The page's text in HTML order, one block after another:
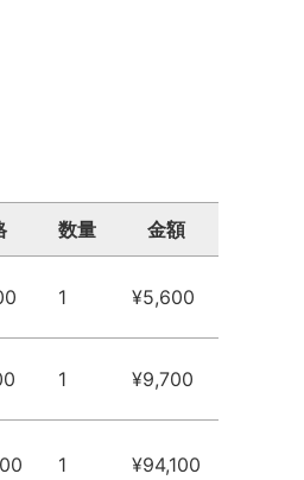
数量 金額
1 ¥5,600
1 ¥9,700
1 ¥94,100